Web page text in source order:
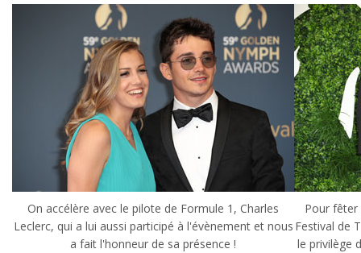
On accélère avec le pilote de Formule 1, Charles
Leclerc, qui a lui aussi participé à l'évènement et nous
a fait l'honneur de sa présence !
Pour fêter
Festival de
le privilège